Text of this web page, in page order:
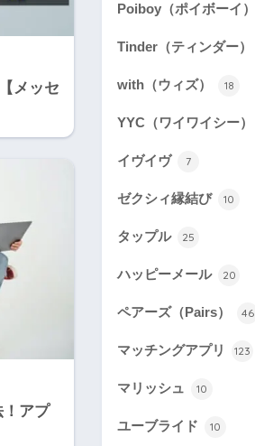
メッセ
アプ
Poiboy（ポイボーイ）
Tinder（ティンダー）
with（ウィズ） 18
YYC（ワイワイシー）
イヴイヴ 7
ゼクシィ縁結び 10
タップル 25
ハッピーメール 20
ペアーズ（Pairs） 46
マッチングアプリ 123
マリッシュ 10
ユーブライド 10